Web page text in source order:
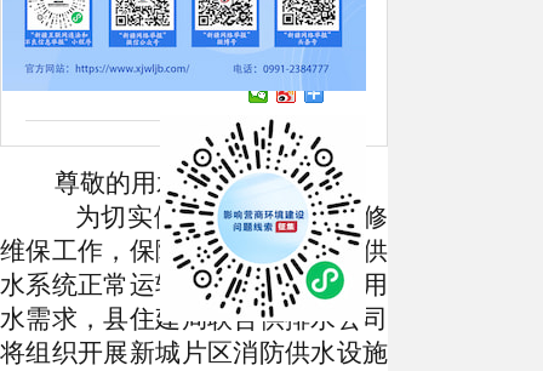
来源：特克斯零距离
日期：2026-06-02
17:06 点击：[ 503 次]
尊敬的用水户：
为切实做好市政消防栓检修
维保工作，保障突发火情时消防供
水系统正常运转、满足应急救援用
水需求，县住建局联合供排水公司
将组织开展新城片区消防供水设施